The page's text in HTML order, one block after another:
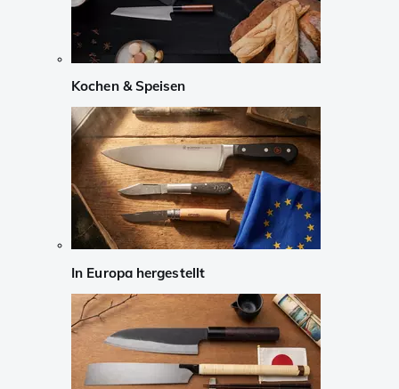
Kochen & Speisen
In Europa hergestellt